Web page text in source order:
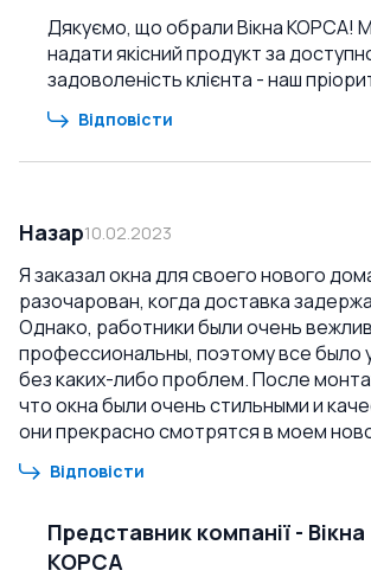
Дякуємо, що обрали Вікна КОРСА!
надати якісний продукт за
задоволеність клієнта - наш
Відповісти
Назар10.02.2023
Я заказал окна для своего нового
разочарован, когда доставка
Однако, работники были очень
профессиональны, поэтому все было
без каких-либо проблем. После
что окна были очень стильными и
они прекрасно смотрятся в моем
Відповісти
Представник компанії - Вікна
КОРСА